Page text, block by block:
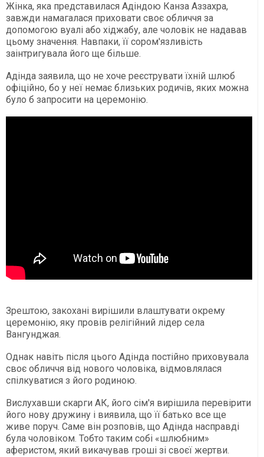
Жінка, яка представилася Адіндою Канза Аззахра,
завжди намагалася приховати своє обличчя за
допомогою вуалі або хіджабу, але чоловік не надавав
цьому значення. Навпаки, її сором'язливість
заінтригувала його ще більше.
Адінда заявила, що не хоче реєструвати їхній шлюб
офіційно, бо у неї немає близьких родичів, яких можна
було б запросити на церемонію.
Зрештою, закохані вирішили влаштувати окрему
церемонію, яку провів релігійний лідер села
Вангунджая.
Однак навіть після цього Адінда постійно приховувала
своє обличчя від нового чоловіка, відмовлялася
спілкуватися з його родиною.
Вислухавши скарги АК, його сім'я вирішила перевірити
його нову дружину і виявила, що її батько все ще
живе поруч. Саме він розповів, що Адінда насправді
була чоловіком. Тобто таким собі «шлюбним»
аферистом, який викачував гроші зі своєї жертви.